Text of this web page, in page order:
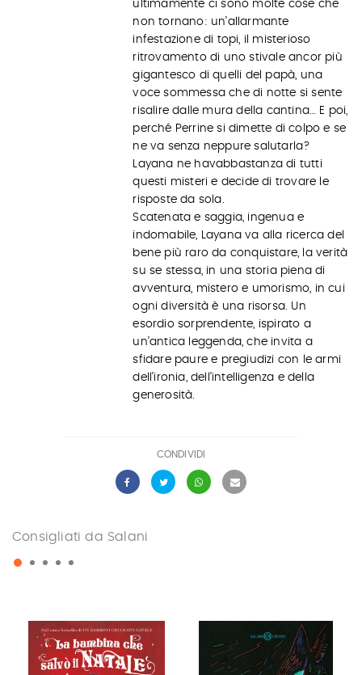
ultimamente ci sono molte cose che
non tornano: un’allarmante
infestazione di topi, il misterioso
ritrovamento di uno stivale ancor più
gigantesco di quelli del papà, una
voce sommessa che di notte si sente
risalire dalle mura della cantina… E poi,
perché Perrine si dimette di colpo e se
ne va senza neppure salutarla?
Layana ne havabbastanza di tutti
questi misteri e decide di trovare le
risposte da sola.
Scatenata e saggia, ingenua e
indomabile, Layana va alla ricerca del
bene più raro da conquistare, la verità
su se stessa, in una storia piena di
avventura, mistero e umorismo, in cui
ogni diversità è una risorsa. Un
esordio sorprendente, ispirato a
un’antica leggenda, che invita a
sfidare paure e pregiudizi con le armi
dell’ironia, dell’intelligenza e della
generosità.
CONDIVIDI
Consigliati da Salani